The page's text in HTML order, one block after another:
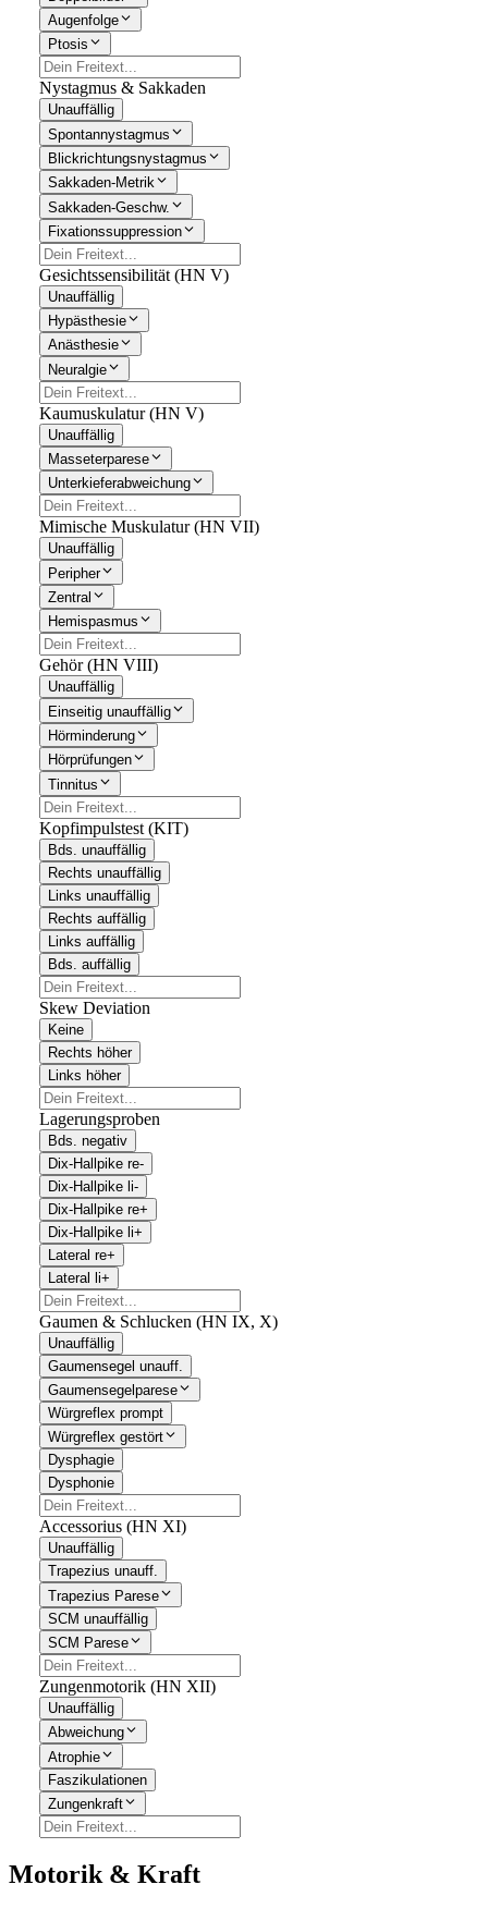
Augenfolge
Ptosis
Nystagmus & Sakkaden
Unauffällig
Spontannystagmus
Blickrichtungsnystagmus
Sakkaden-Metrik
Sakkaden-Geschw.
Fixationssuppression
Gesichtssensibilität (HN V)
Unauffällig
Hypästhesie
Anästhesie
Neuralgie
Kaumuskulatur (HN V)
Unauffällig
Masseterparese
Unterkieferabweichung
Mimische Muskulatur (HN VII)
Unauffällig
Peripher
Zentral
Hemispasmus
Gehör (HN VIII)
Unauffällig
Einseitig unauffällig
Hörminderung
Hörprüfungen
Tinnitus
Kopfimpulstest (KIT)
Bds. unauffällig
Rechts unauffällig
Links unauffällig
Rechts auffällig
Links auffällig
Bds. auffällig
Skew Deviation
Keine
Rechts höher
Links höher
Lagerungsproben
Bds. negativ
Dix-Hallpike re-
Dix-Hallpike li-
Dix-Hallpike re+
Dix-Hallpike li+
Lateral re+
Lateral li+
Gaumen & Schlucken (HN IX, X)
Unauffällig
Gaumensegel unauff.
Gaumensegelparese
Würgreflex prompt
Würgreflex gestört
Dysphagie
Dysphonie
Accessorius (HN XI)
Unauffällig
Trapezius unauff.
Trapezius Parese
SCM unauffällig
SCM Parese
Zungenmotorik (HN XII)
Unauffällig
Abweichung
Atrophie
Faszikulationen
Zungenkraft
Motorik & Kraft